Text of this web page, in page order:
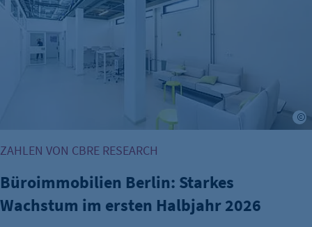
Identifizierung verwendet.
Cookie Laufzeit:
Session
Cookie Consent
Zweck:
Einverständnis-Optionen des Benutzers
Cookie Laufzeit:
ZAHLEN VON CBRE RESEARCH
Büroimmobilien Berlin: Starkes
Wachstum im ersten Halbjahr 2026